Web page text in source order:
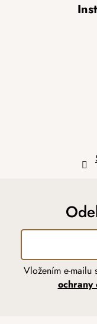
Vložením e-mailu
ochrany